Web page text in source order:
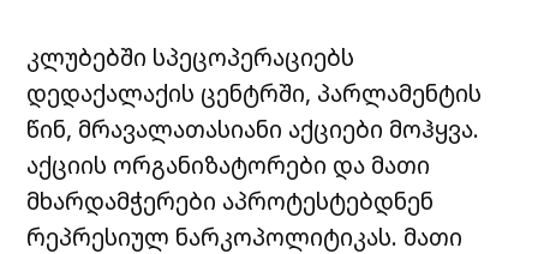
კლუბებში სპეცოპერაციებს
დედაქალაქის ცენტრში, პარლამენტის
წინ, მრავალათასიანი აქციები მოჰყვა.
აქციის ორგანიზატორები და მათი
მხარდამჭერები აპროტესტებდნენ
რეპრესიულ ნარკოპოლიტიკას. მათი